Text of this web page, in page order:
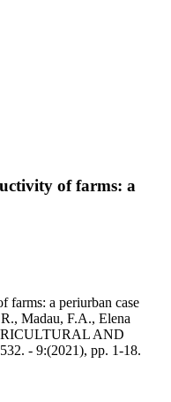
of farms: a
farms: a periurban case
Madau, F.A., Elena
AND
- 9:(2021), pp. 1-18.